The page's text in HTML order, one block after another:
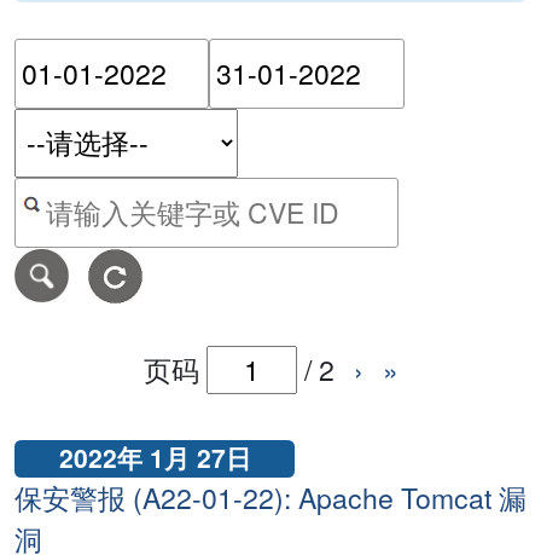
请输入搜索日期范围的开
按关键字或 CVE ID 搜寻保安警报
页码 /2 › »
2022年 1月 27日
保安警报 (A22-01-22): Apache Tomcat 漏
洞